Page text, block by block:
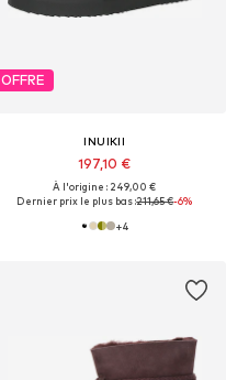
OFFRE
INUIKII
197,10 €
À l'origine : 249,00 €
Dernier prix le plus bas :211,65 €-6%
+4